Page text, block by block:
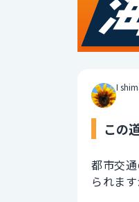
I
この
都市交
られま